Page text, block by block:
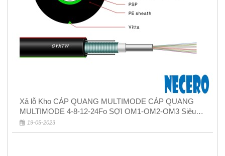
Xả lỗ Kho CÁP QUANG MULTIMODE CÁP QUANG
MULTIMODE 4-8-12-24Fo SỢI OM1-OM2-OM3 Siêu
Rẻ 5k
19-05-2023